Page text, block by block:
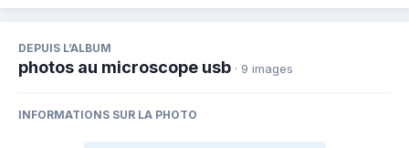
DEPUIS L’ALBUM
photos au microscope usb · 9 images
INFORMATIONS SUR LA PHOTO